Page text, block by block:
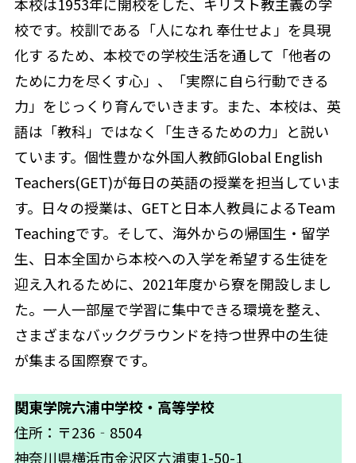
本校は1953年に開校をした、キリスト教主義の学
校です。校訓である「人になれ 奉仕せよ」を具現
化す るため、本校での学校生活を通して「他者の
ために力を尽くす心」、「実際に自ら行動できる
力」をじっくり育んでいきます。また、本校は、英
語は「教科」ではなく「生きるための力」と説い
ています。個性豊かな外国人教師Global English
Teachers(GET)が毎日の英語の授業を担当していま
す。日々の授業は、GETと日本人教員によるTeam
Teachingです。そして、海外からの帰国生・留学
生、日本全国から本校への入学を希望する生徒を
迎え入れるために、2021年度から寮を開設しまし
た。一人一部屋で学習に集中できる環境を整え、
さまざまなバックグラウンドを持つ世界中の生徒
が集まる国際寮です。
関東学院六浦中学校・高等学校
住所：〒236‐8504
神奈川県横浜市金沢区六浦東1-50-1